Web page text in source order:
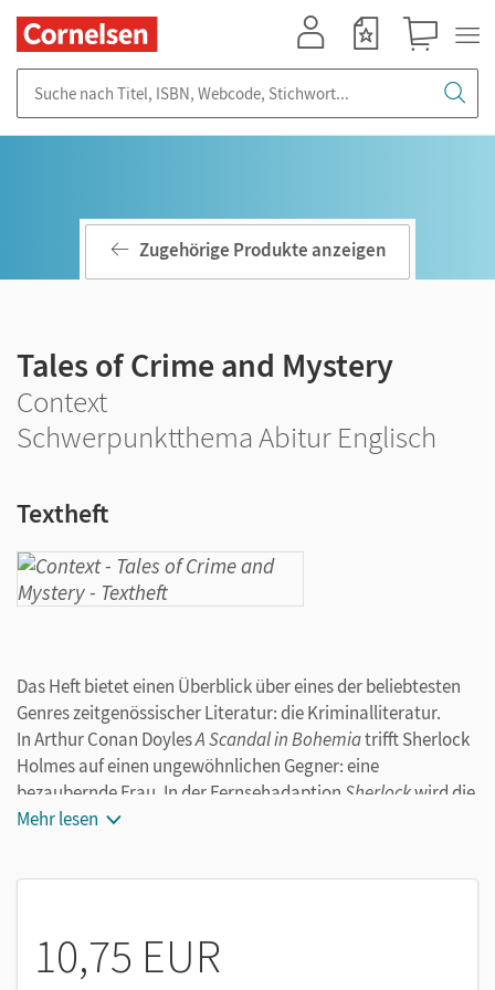
Zugehörige Produkte anzeigen
Tales of Crime and Mystery
Context
Schwerpunktthema Abitur Englisch
Textheft
Das Heft bietet einen Überblick über eines der beliebtesten
Genres zeitgenössischer Literatur: die Kriminalliteratur.
In Arthur Conan DoylesA Scandal in Bohemiatrifft Sherlock
Holmes auf einen ungewöhnlichen Gegner: eine
bezaubernde Frau. In der Fernsehadaption Sherlockwird die
Handlung vom viktorianischen England in die schnelllebige
allerdings nicht zur Ruhe kommen lässt.
In H.H. Munros
The Open Window
Mehr lesen
10,75 EUR